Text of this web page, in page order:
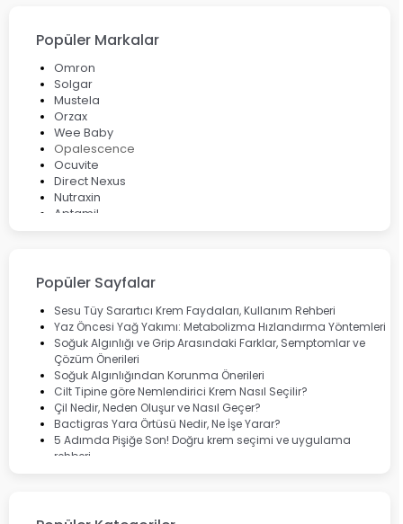
Popüler Markalar
Omron
Solgar
Mustela
Orzax
Wee Baby
Opalescence
Ocuvite
Direct Nexus
Nutraxin
Aptamil
Lansinoh
Cebrolux
Dermoskin
Marvis
Rcfarma
Popüler Sayfalar
Sesu Tüy Sarartıcı Krem Faydaları, Kullanım Rehberi
Yaz Öncesi Yağ Yakımı: Metabolizma Hızlandırma Yöntemleri
Soğuk Algınlığı ve Grip Arasındaki Farklar, Semptomlar ve
Çözüm Önerileri
Soğuk Algınlığından Korunma Önerileri
Cilt Tipine göre Nemlendirici Krem Nasıl Seçilir?
Çil Nedir, Neden Oluşur ve Nasıl Geçer?
Bactigras Yara Örtüsü Nedir, Ne İşe Yarar?
5 Adımda Pişiğe Son! Doğru krem seçimi ve uygulama
rehberi
Çözüm Yolları